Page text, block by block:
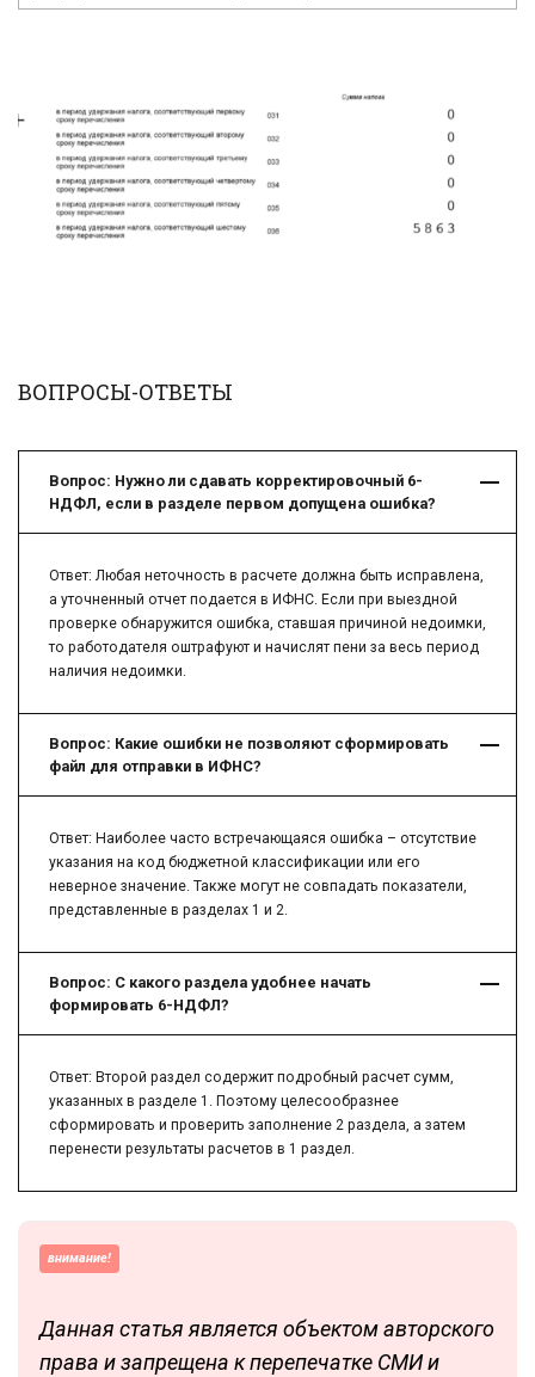
ВОПРОСЫ-ОТВЕТЫ
Вопрос: Нужно ли сдавать корректировочный 6-
НДФЛ, если в разделе первом допущена ошибка?
Ответ: Любая неточность в расчете должна быть исправлена,
а уточненный отчет подается в ИФНС. Если при выездной
проверке обнаружится ошибка, ставшая причиной недоимки,
то работодателя оштрафуют и начислят пени за весь период
наличия недоимки.
Вопрос: Какие ошибки не позволяют сформировать
файл для отправки в ИФНС?
Ответ: Наиболее часто встречающаяся ошибка – отсутствие
указания на код бюджетной классификации или его
неверное значение. Также могут не совпадать показатели,
представленные в разделах 1 и 2.
Вопрос: С какого раздела удобнее начать
формировать 6-НДФЛ?
Ответ: Второй раздел содержит подробный расчет сумм,
указанных в разделе 1. Поэтому целесообразнее
сформировать и проверить заполнение 2 раздела, а затем
перенести результаты расчетов в 1 раздел.
внимание!
Данная статья является объектом авторского
права и запрещена к перепечатке СМИ и